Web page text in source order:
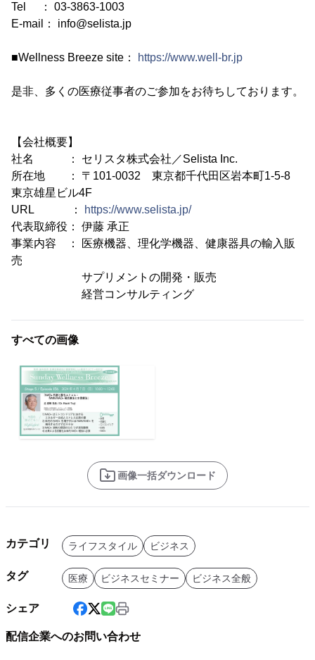
Tel ： 03-3863-1003
E-mail： info@selista.jp
■Wellness Breeze site： https://www.well-br.jp
是非、多くの医療従事者のご参加をお待ちしております。
【会社概要】
社名 ： セリスタ株式会社／Selista Inc.
所在地 ： 〒101-0032 東京都千代田区岩本町1-5-8
東京雄星ビル4F
URL ：
https://www.selista.jp/
代表取締役： 伊藤 承正
事業内容 ： 医療機器、理化学機器、健康器具の輸入販
売
サプリメントの開発・販売
経営コンサルティング
すべての画像
画像一括ダウンロード
カテゴリ ライフスタイル ビジネス
タグ 医療 ビジネスセミナー ビジネス全般
シェア
配信企業へのお問い合わせ